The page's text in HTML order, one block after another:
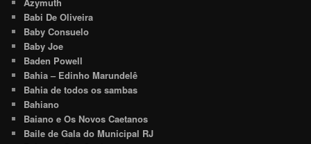
Azymuth
Babi De Oliveira
Baby Consuelo
Baby Joe
Baden Powell
Bahia – Edinho Marundelê
Bahia de todos os sambas
Bahiano
Baiano e Os Novos Caetanos
Baile de Gala do Municipal RJ